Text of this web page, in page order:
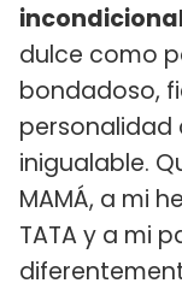
dulce como
bondadoso,
personalidad
inigualable.
MAMÁ, a mi
TATA y a mi